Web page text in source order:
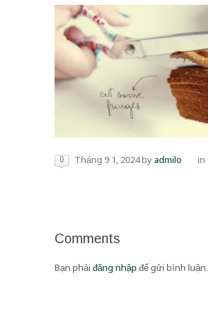
0 Tháng 9 1, 2024byadmilo in
Comments
Bạn phải đăng nhập để gửi bình luận.